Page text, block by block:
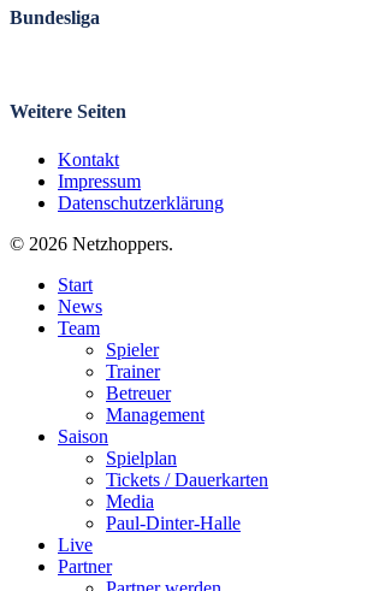
Bundesliga
Weitere Seiten
Kontakt
Impressum
Datenschutzerklärung
© 2026 Netzhoppers.
Close
Menu
Start
News
Team
Spieler
Trainer
Betreuer
Management
Saison
Spielplan
Tickets / Dauerkarten
Media
Paul-Dinter-Halle
Live
Partner